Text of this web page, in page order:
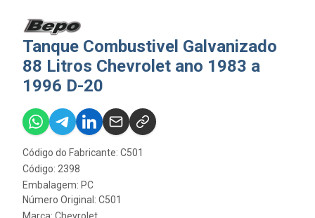
Tanque Combustivel Galvanizado
88 Litros Chevrolet ano 1983 a
1996 D-20
Código do Fabricante: C501
Código: 2398
Embalagem: PC
Número Original: C501